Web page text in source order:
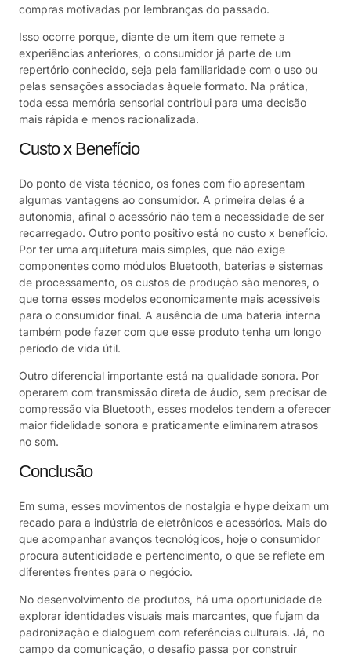
compras motivadas por lembranças do passado.
Isso ocorre porque, diante de um item que remete a
experiências anteriores, o consumidor já parte de um
repertório conhecido, seja pela familiaridade com o uso ou
pelas sensações associadas àquele formato. Na prática,
toda essa memória sensorial contribui para uma decisão
mais rápida e menos racionalizada.
Custo x Benefício
Do ponto de vista técnico, os fones com fio apresentam
algumas vantagens ao consumidor. A primeira delas é a
autonomia, afinal o acessório não tem a necessidade de ser
recarregado. Outro ponto positivo está no custo x benefício.
Por ter uma arquitetura mais simples, que não exige
componentes como módulos Bluetooth, baterias e sistemas
de processamento, os custos de produção são menores, o
que torna esses modelos economicamente mais acessíveis
para o consumidor final. A ausência de uma bateria interna
também pode fazer com que esse produto tenha um longo
período de vida útil.
Outro diferencial importante está na qualidade sonora. Por
operarem com transmissão direta de áudio, sem precisar de
compressão via Bluetooth, esses modelos tendem a oferecer
maior fidelidade sonora e praticamente eliminarem atrasos
no som.
Conclusão
Em suma, esses movimentos de nostalgia e hype deixam um
recado para a indústria de eletrônicos e acessórios. Mais do
que acompanhar avanços tecnológicos, hoje o consumidor
procura autenticidade e pertencimento, o que se reflete em
diferentes frentes para o negócio.
No desenvolvimento de produtos, há uma oportunidade de
explorar identidades visuais mais marcantes, que fujam da
padronização e dialoguem com referências culturais. Já, no
campo da comunicação, o desafio passa por construir